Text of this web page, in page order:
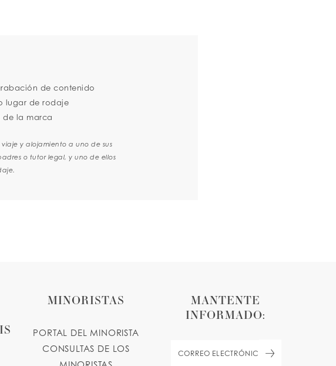
de contenido
lugar de rodaje
de la marca
y alojamiento a uno de sus
o tutor legal, y uno de ellos
MINORISTAS
PORTAL DEL MINORISTA
CONSULTAS DE LOS
MANTENTE
INFORMADO: